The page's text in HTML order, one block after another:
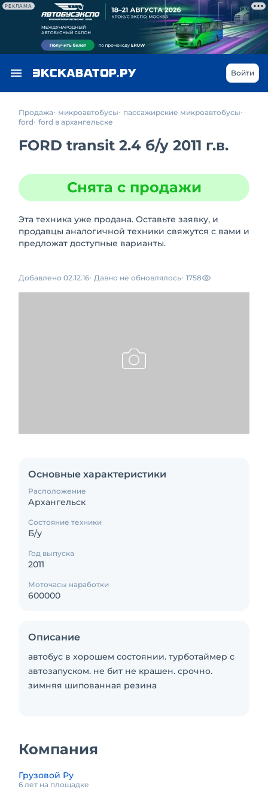
РЕКЛАМА
Войти
Продажа микроавтобусы
пассажирские микроавтобусы
ford ford в архангельске
FORD transit 2.4 б/у 2011 г.в.
Снята с продажи
Эта техника уже продана. Оставьте заявку, и
продавцы аналогичной техники свяжутся с вами и
предложат доступные варианты.
Добавлено 02.12.16 Давно не обновлялось 1758
Основные характеристики
Расположение
Архангельск
Состояние техники
Б/у
Год выпуска
2011
Моточасы наработки
600000
Описание
автобус в хорошем состоянии. турботаймер с
автозапуском. не бит не крашен. срочно.
зимняя шипованная резина
Компания
Грузовой Ру
6 лет на площадке